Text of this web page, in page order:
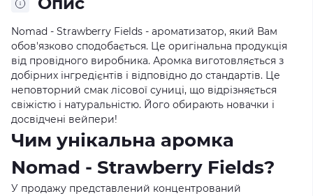
Nomad - Strawberry Fields - ароматизатор, який Вам
обов'язково сподобається. Це оригінальна продукція
від провідного виробника. Аромка виготовляється з
добірних інгредієнтів і відповідно до стандартів. Це
неповторний смак лісової суниці, що відрізняється
свіжістю і натуральністю. Його обирають новачки і
досвідчені вейпери!
Чим унікальна аромка
Nomad - Strawberry Fields?
У продажу представлений концентрований